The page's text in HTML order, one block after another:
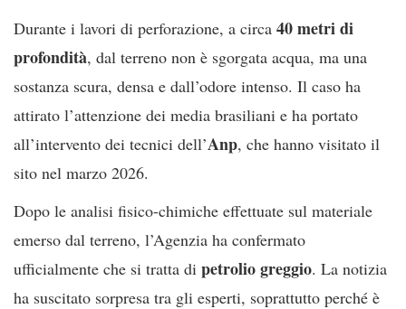
Durante i lavori di perforazione, a circa 40 metri di
profondità, dal terreno non è sgorgata acqua, ma una
sostanza scura, densa e dall’odore intenso. Il caso ha
attirato l’attenzione dei media brasiliani e ha portato
all’intervento dei tecnici dell’Anp, che hanno visitato il
sito nel marzo 2026.
Dopo le analisi fisico-chimiche effettuate sul materiale
emerso dal terreno, l’Agenzia ha confermato
ufficialmente che si tratta di petrolio greggio. La notizia
ha suscitato sorpresa tra gli esperti, soprattutto perché è